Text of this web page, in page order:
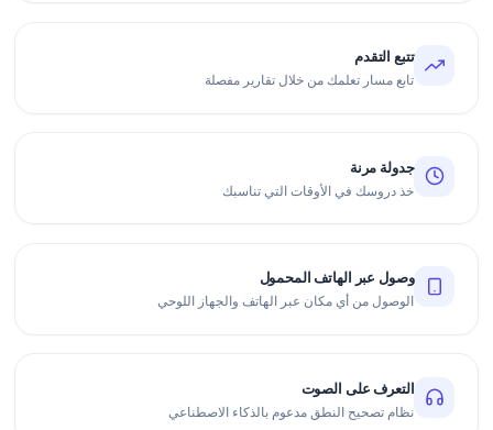
تتبع التقدم
تابع مسار تعلمك من خلال تقارير مفصلة
جدولة مرنة
خذ دروسك في الأوقات التي تناسبك
وصول عبر الهاتف المحمول
الوصول من أي مكان عبر الهاتف والجهاز اللوحي
التعرف على الصوت
نظام تصحيح النطق مدعوم بالذكاء الاصطناعي